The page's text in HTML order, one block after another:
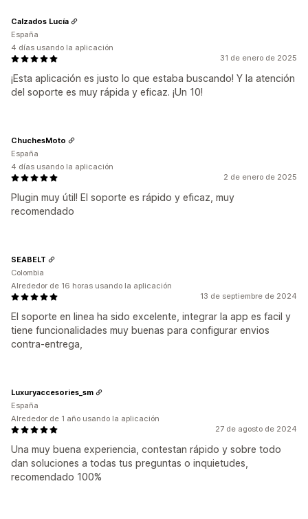
31 de enero de 2025
¡Esta aplicación es justo lo que estaba buscando! Y la atención
del soporte es muy rápida y eficaz. ¡Un 10!
Calzados Lucía
España
4 días usando la aplicación
2 de enero de 2025
Plugin muy útil! El soporte es rápido y eficaz, muy
recomendado
ChuchesMoto
España
4 días usando la aplicación
13 de septiembre de 2024
El soporte en linea ha sido excelente, integrar la app es facil y
tiene funcionalidades muy buenas para configurar envios
contra-entrega,
SEABELT
Colombia
Alrededor de 16 horas usando la aplicación
27 de agosto de 2024
Una muy buena experiencia, contestan rápido y sobre todo
dan soluciones a todas tus preguntas o inquietudes,
recomendado 100%
Luxuryaccesories_sm
España
Alrededor de 1 año usando la aplicación